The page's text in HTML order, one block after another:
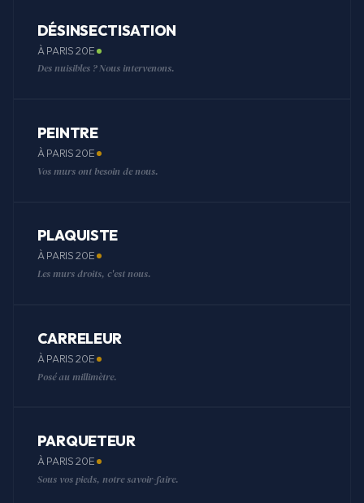
DÉSINSECTISATION
À PARIS 20E
Des nuisibles ? Nous intervenons.
PEINTRE
À PARIS 20E
Vos murs ont besoin de nous.
PLAQUISTE
À PARIS 20E
Les murs droits, c'est nous.
CARRELEUR
À PARIS 20E
Posé au millimètre.
PARQUETEUR
À PARIS 20E
Sous vos pieds, notre savoir-faire.